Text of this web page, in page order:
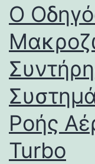
Ο
Ροής
Turbo